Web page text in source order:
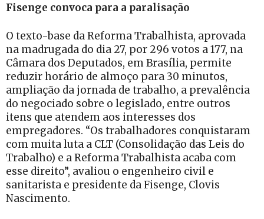
Fisenge convoca para a paralisação
O texto-base da Reforma Trabalhista, aprovada
na madrugada do dia 27, por 296 votos a 177, na
Câmara dos Deputados, em Brasília, permite
reduzir horário de almoço para 30 minutos,
ampliação da jornada de trabalho, a prevalência
do negociado sobre o legislado, entre outros
itens que atendem aos interesses dos
empregadores. “Os trabalhadores conquistaram
com muita luta a CLT (Consolidação das Leis do
Trabalho) e a Reforma Trabalhista acaba com
esse direito”, avaliou o engenheiro civil e
sanitarista e presidente da Fisenge, Clovis
Nascimento.